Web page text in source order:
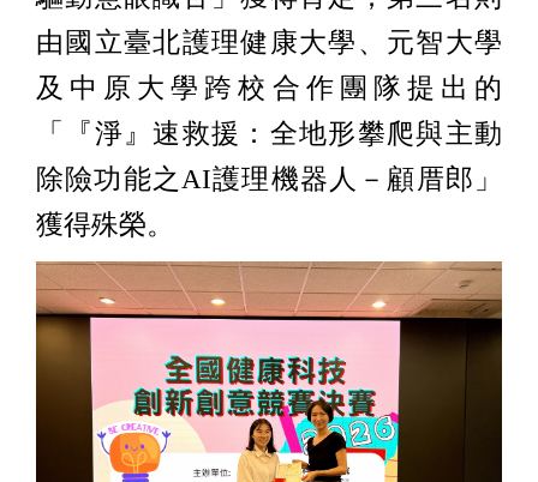
由國立臺北護理健康大學、元智大學
及中原大學跨校合作團隊提出的
「『淨』速救援：全地形攀爬與主動
除險功能之AI護理機器人－顧厝郎」
獲得殊榮。